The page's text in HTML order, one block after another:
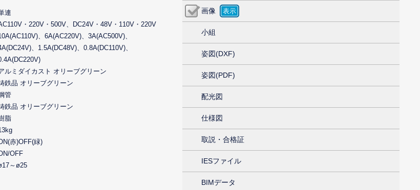
画像
小組
姿図(DXF)
姿図(PDF)
配光図
仕様図
取説・合格証
IESファイル
BIMデータ
連
・220V・500V、DC24V・48V・110V・220V
、6A(AC220V)、3A(AC500V)、
、1.5A(DC48V)、0.8A(DC110V)、
ルミダイカスト オリーブグリーン
鉄品 オリーブグリーン
管
鉄品 オリーブグリーン
脂
赤)OFF(緑)
OFF
～ø25